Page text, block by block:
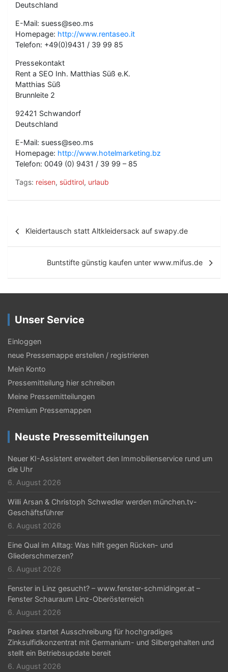
Deutschland
E-Mail: suess@seo.ms
Homepage: http://www.rentaseo.it
Telefon: +49(0)9431 / 39 99 85
Pressekontakt
Rent a SEO Inh. Matthias Süß e.K.
Matthias Süß
Brunnleite 2
92421 Schwandorf
Deutschland
E-Mail: suess@seo.ms
Homepage: http://www.hotelmarketing.bz
Telefon: 0049 (0) 9431 / 39 99 – 85
Tags: reisen, südtirol, urlaub
t
r
a
g
s
-
N
a
v
i
g
a
t
i
o
Kleidertausch statt Altkleidersack auf swapy.de
Buntstifte günstig kaufen unter www.mifus.de
Unser Service
Einloggen
neue Pressemappe erstellen / registrieren
Mein Konto
Pressemitteilung hier schreiben
Meine Pressemitteilungen
Premium Pressemappen
Neuste Pressemitteilungen
Neuer KI-Assistent erweitert den Immobilienservice rund um
die Uhr
6. August 2026
Willi Arsan & Christoph Schwedler werden münchen.tv-
Geschäftsführer
6. August 2026
Eine Qual im Alltag: Was hilft gegen Rücken- und
Gliederschmerzen?
6. August 2026
Fenster in Linz gesucht? – www.fenster-schmidinger.at –
Fenster Schauraum Linz-Oberösterreich
6. August 2026
Pasinex startet Ausschreibung für hochgradiges
Zinksulfidkonzentrat mit Germanium- und Silbergehalten und
stellt ein Betriebsupdate bereit
6. August 2026